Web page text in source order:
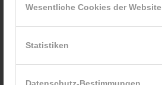
Wesentliche Cookies der Website
Statistiken